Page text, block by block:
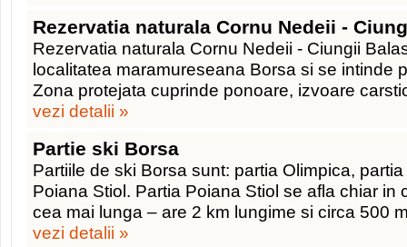
Rezervatia naturala Cornu Nedeii -
Rezervatia naturala Cornu Nedeii - Ciungii
localitatea maramureseana Borsa si se intinde
Zona protejata cuprinde ponoare, izvoare
vezi detalii »
Partie ski Borsa
Partiile de ski Borsa sunt: partia Olimpica,
Poiana Stiol. Partia Poiana Stiol se afla chiar in
cea mai lunga – are 2 km lungime si circa 500
vezi detalii »